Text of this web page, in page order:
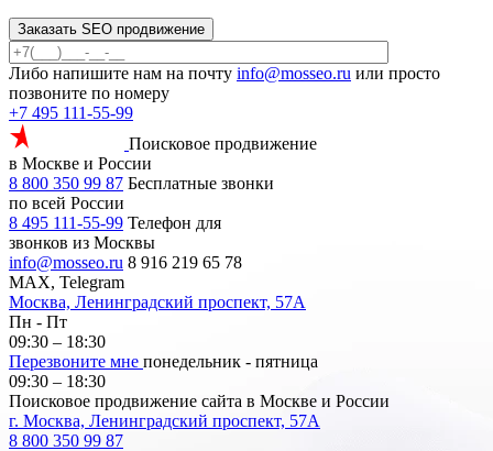
Заказать SEO продвижение
Либо напишите нам на почту info@mosseo.ru или просто
позвоните по номеру
+7 495 111-55-99
Поисковое продвижение
в Москве и России
8 800 350 99 87 Бесплатные звонки
по всей России
8 495 111-55-99 Телефон для
звонков из Москвы
info@mosseo.ru 8 916 219 65 78
MAX, Telegram
Москва, Ленинградский проспект, 57А
Пн - Пт
09:30 – 18:30
Перезвоните мне понедельник - пятница
09:30 – 18:30
Поисковое продвижение сайта в Москве и России
г. Москва, Ленинградский проспект, 57А
8 800 350 99 87